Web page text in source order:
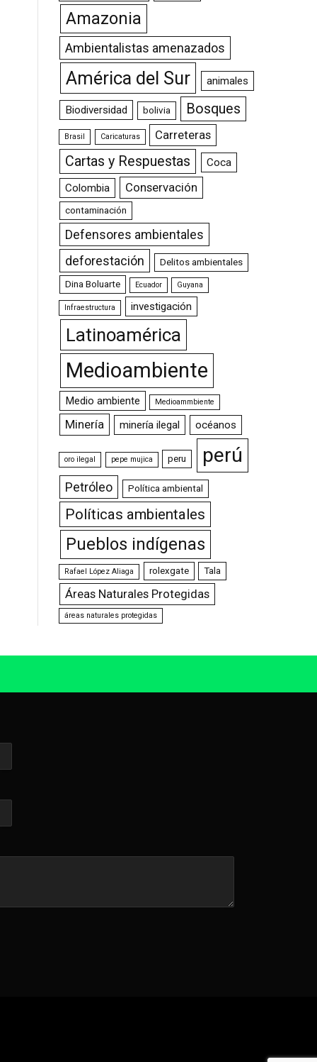
Amazonia
Ambientalistas amenazados
América del Sur animales
Biodiversidad bolivia Bosques
Brasil Caricaturas Carreteras
Cartas y Respuestas
Coca
Colombia
Conservación
contaminación
Defensores ambientales
deforestación
Delitos ambientales
Dina Boluarte Ecuador Guyana
Infraestructura investigación
Latinoamérica
Medioambiente
Medio ambiente Medioammbiente
Minería minería ilegal océanos
oro ilegal pepe mujica peru perú
Petróleo Política ambiental
Políticas ambientales
Pueblos indígenas
Rafael López Aliaga rolexgate Tala
Áreas Naturales Protegidas
áreas naturales protegidas